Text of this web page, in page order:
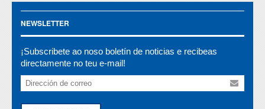
NEWSLETTER
¡Subscribete ao noso boletín de noticias e recibeas
directamente no teu e-mail!